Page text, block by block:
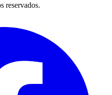
reservados.